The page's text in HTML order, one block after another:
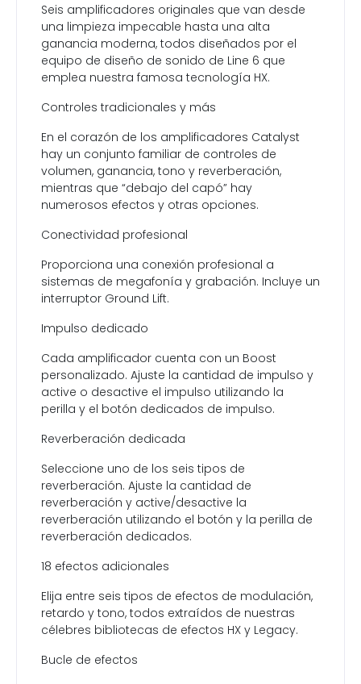
Seis amplificadores originales que van desde
una limpieza impecable hasta una alta
ganancia moderna, todos diseñados por el
equipo de diseño de sonido de Line 6 que
emplea nuestra famosa tecnología HX.
Controles tradicionales y más
En el corazón de los amplificadores Catalyst
hay un conjunto familiar de controles de
volumen, ganancia, tono y reverberación,
mientras que “debajo del capó” hay
numerosos efectos y otras opciones.
Conectividad profesional
Proporciona una conexión profesional a
sistemas de megafonía y grabación. Incluye un
interruptor Ground Lift.
Impulso dedicado
Cada amplificador cuenta con un Boost
personalizado. Ajuste la cantidad de impulso y
active o desactive el impulso utilizando la
perilla y el botón dedicados de impulso.
Reverberación dedicada
Seleccione uno de los seis tipos de
reverberación. Ajuste la cantidad de
reverberación y active/desactive la
reverberación utilizando el botón y la perilla de
reverberación dedicados.
18 efectos adicionales
Elija entre seis tipos de efectos de modulación,
retardo y tono, todos extraídos de nuestras
célebres bibliotecas de efectos HX y Legacy.
Bucle de efectos